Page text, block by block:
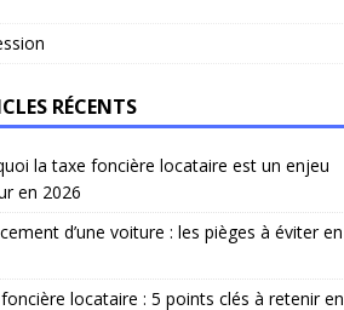
RÉCENTS
la taxe foncière locataire est un enjeu
en 2026
d’une voiture : les pièges à éviter en
locataire : 5 points clés à retenir en